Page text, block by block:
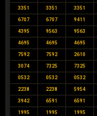
3351 3351 3351
6707 6707 9411
4395 9563 9563
4695 4695 4695
7592 7592 2610
3074 7325 7325
0532 0532 0532
2238 2238 5954
3942 6591 6591
1995 1995 1995